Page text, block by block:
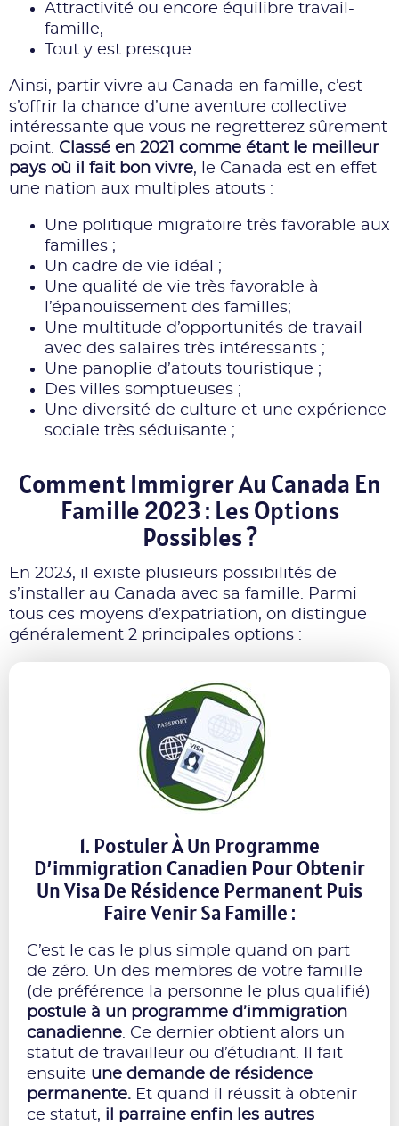
Attractivité ou encore équilibre travail-
famille,
Tout y est presque.
Ainsi, partir vivre au Canada en famille, c’est
s’offrir la chance d’une aventure collective
intéressante que vous ne regretterez sûrement
point. Classé en 2021 comme étant le meilleur
pays où il fait bon vivre, le Canada est en effet
une nation aux multiples atouts :
Une politique migratoire très favorable aux
familles ;
Un cadre de vie idéal ;
Une qualité de vie très favorable à
l’épanouissement des familles;
Une multitude d’opportunités de travail
avec des salaires très intéressants ;
Une panoplie d’atouts touristique ;
Des villes somptueuses ;
Une diversité de culture et une expérience
sociale très séduisante ;
Comment Immigrer Au Canada En
Famille 2023 : Les Options
Possibles ?
En 2023, il existe plusieurs possibilités de
s’installer au Canada avec sa famille. Parmi
tous ces moyens d’expatriation, on distingue
généralement 2 principales options :
1. Postuler À Un Programme
D’immigration Canadien Pour Obtenir
Un Visa De Résidence Permanent Puis
Faire Venir Sa Famille :
C’est le cas le plus simple quand on part
de zéro. Un des membres de votre famille
(de préférence la personne le plus qualifié)
postule à un programme d’immigration
canadienne. Ce dernier obtient alors un
statut de travailleur ou d’étudiant. Il fait
ensuite une demande de résidence
permanente. Et quand il réussit à obtenir
ce statut, il parraine enfin les autres